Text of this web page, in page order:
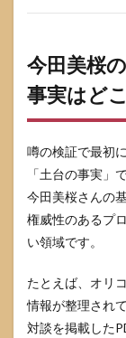
7
今田
美桜
の実
家が
ち説
でよ
る誤
解と
安全
な読
え
7.1
誤解
今田美桜
事実はど
噂の検証で最初
「土台の事実」で
今田美桜さんの
権威性のあるプ
い領域です。
たとえば、オリ
情報が整理され
対談を掲載した